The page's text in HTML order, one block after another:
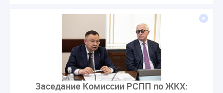
Конституционный Суд
Лицензии М.Геллер
Награды Новая УК
ПМЭФ-2024
ПМЮФ-2024
Перепланировка ОДИ
Поручение Президента
Правительства РФ
Правительство диагностика
Заседание Комиссии РСПП по ЖКХ: